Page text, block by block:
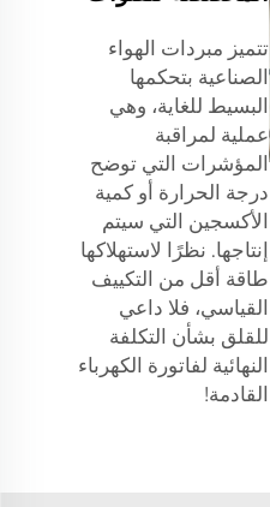
تتميز مبردات الهواء
الصناعية بتحكمها
البسيط للغاية، وهي
عملية لمراقبة
المؤشرات التي توضح
درجة الحرارة أو كمية
الأكسجين التي سيتم
إنتاجها. نظرًا لاستهلاكها
طاقة أقل من التكييف
القياسي، فلا داعي
للقلق بشأن التكلفة
النهائية لفاتورة الكهرباء
القادمة!